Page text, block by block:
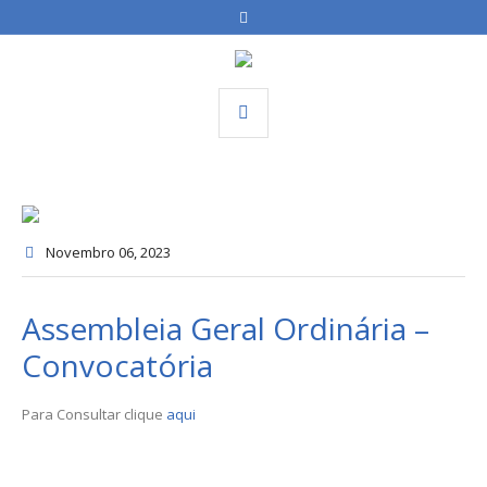
Novembro 06, 2023
Assembleia Geral Ordinária –
Convocatória
Para Consultar clique aqui